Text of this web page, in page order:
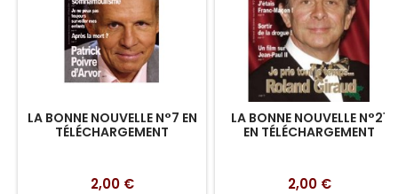
LA BONNE NOUVELLE N°7 EN
TÉLÉCHARGEMENT
Prix
2,00 €
LA BONNE NOUVELLE N°21
EN TÉLÉCHARGEMENT
Prix
2,00 €